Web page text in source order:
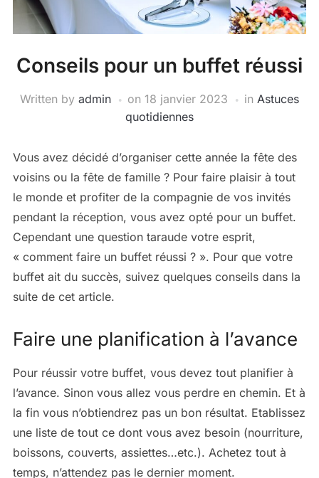
Conseils pour un buffet réussi
Written by admin on 18 janvier 2023 in Astuces
quotidiennes
Vous avez décidé d’organiser cette année la fête des
voisins ou la fête de famille ? Pour faire plaisir à tout
le monde et profiter de la compagnie de vos invités
pendant la réception, vous avez opté pour un buffet.
Cependant une question taraude votre esprit,
« comment faire un buffet réussi ? ». Pour que votre
buffet ait du succès, suivez quelques conseils dans la
suite de cet article.
Faire une planification à l’avance
Pour réussir votre buffet, vous devez tout planifier à
l’avance. Sinon vous allez vous perdre en chemin. Et à
la fin vous n’obtiendrez pas un bon résultat. Etablissez
une liste de tout ce dont vous avez besoin (nourriture,
boissons, couverts, assiettes…etc.). Achetez tout à
temps, n’attendez pas le dernier moment.